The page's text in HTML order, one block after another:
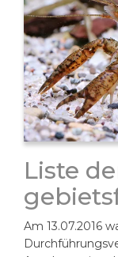
Liste
Am 13.07.2016